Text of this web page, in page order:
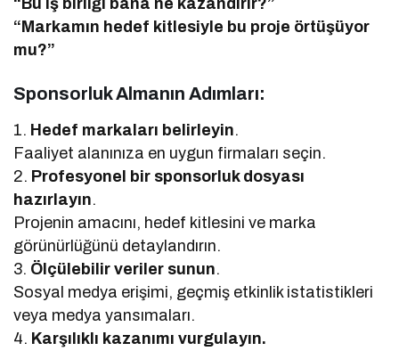
“Markamın hedef kitlesiyle bu proje örtüşüyor
mu?”
Sponsorluk Almanın Adımları:
1. Hedef markaları belirleyin.
Faaliyet alanınıza en uygun firmaları seçin.
2. Profesyonel bir sponsorluk dosyası
hazırlayın.
Projenin amacını, hedef kitlesini ve marka
görünürlüğünü detaylandırın.
3. Ölçülebilir veriler sunun.
Sosyal medya erişimi, geçmiş etkinlik istatistikleri
veya medya yansımaları.
4. Karşılıklı kazanımı vurgulayın.